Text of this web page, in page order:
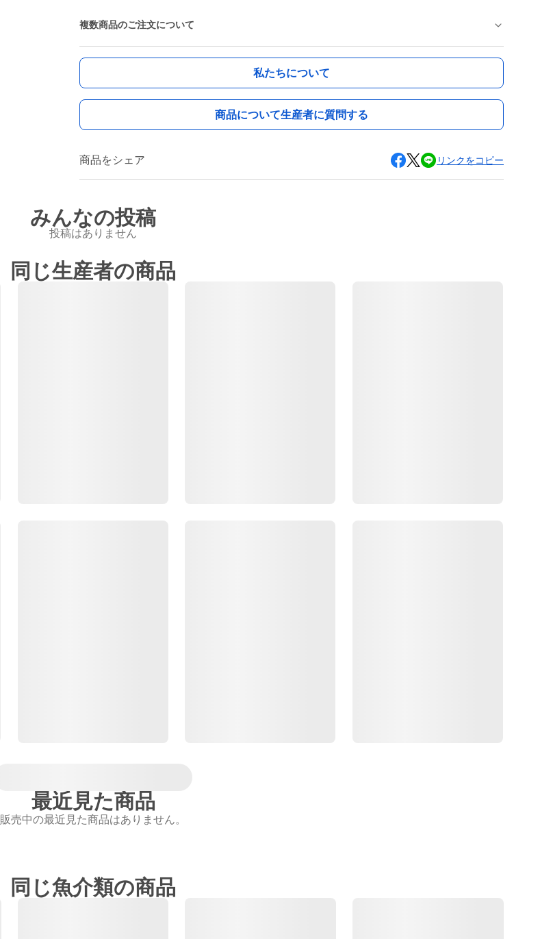
複数商品のご注文について
私たちについて
商品について生産者に質問する
商品をシェア リンクをコピー
みんなの投稿
投稿はありません
同じ生産者の商品
最近見た商品
販売中の最近見た商品はありません。
同じ魚介類の商品